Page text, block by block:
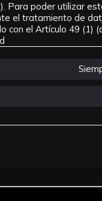
Para poder utilizar
el tratamiento de
con el Artículo 49 (1)